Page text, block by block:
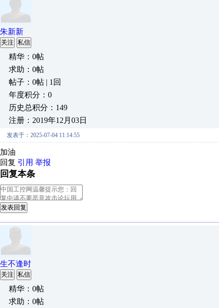
朱新新
关注 私信
精华：0帖
求助：0帖
帖子：0帖 | 1回
年度积分：0
历史总积分：149
注册：2019年12月03日
发表于：2025-07-04 11:14:55
加油
回复 引用 举报
回复本条
发表回复
生不逢时
关注 私信
精华：0帖
求助：0帖